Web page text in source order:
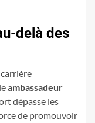
delà des
ambassadeur
dépasse les
de promouvoir